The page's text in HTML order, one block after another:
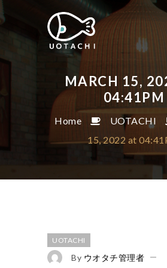
MARCH 15,
04:41PM
Home UOTACHI
15, 2022 at
UOTACHI
By ウオタチ管理者